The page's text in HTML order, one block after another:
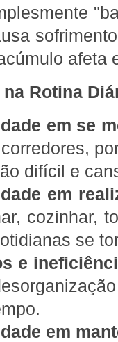
afeta
Rotina
em se
difícil e
em
cozinhar,
se
e
em